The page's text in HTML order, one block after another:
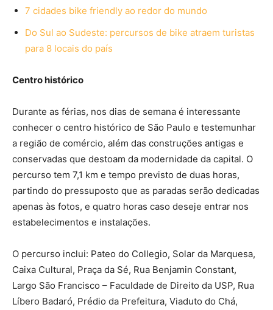
7 cidades bike friendly ao redor do mundo
Do Sul ao Sudeste: percursos de bike atraem turistas
para 8 locais do país
Centro histórico
Durante as férias, nos dias de semana é interessante
conhecer o centro histórico de São Paulo e testemunhar
a região de comércio, além das construções antigas e
conservadas que destoam da modernidade da capital. O
percurso tem 7,1 km e tempo previsto de duas horas,
partindo do pressuposto que as paradas serão dedicadas
apenas às fotos, e quatro horas caso deseje entrar nos
estabelecimentos e instalações.
O percurso inclui: Pateo do Collegio, Solar da Marquesa,
Caixa Cultural, Praça da Sé, Rua Benjamin Constant,
Largo São Francisco – Faculdade de Direito da USP, Rua
Líbero Badaró, Prédio da Prefeitura, Viaduto do Chá,